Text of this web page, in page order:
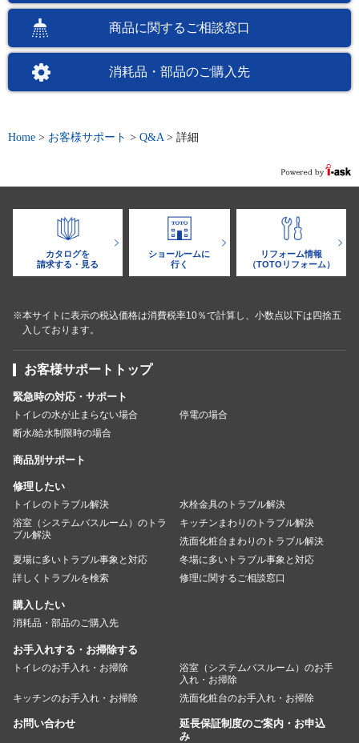
商品に関するご相談窓口
消耗品・部品のご購入先
Home > お客様サポート > Q&A > 詳細
カタログを
請求する・見る
ショールームに
行く
リフォーム情報
（TOTOリフォーム）
※本サイトに表示の税込価格は消費税率10％で計算し、小数点以下は四捨五
入しております。
お客様サポートトップ
緊急時の対応・サポート
トイレの水が止まらない場合
停電の場合
断水/給水制限時の場合
商品別サポート
修理したい
トイレのトラブル解決
水栓金具のトラブル解決
浴室（システムバスルーム）のトラ
ブル解決
キッチンまわりのトラブル解決
洗面化粧台まわりのトラブル解決
夏場に多いトラブル事象と対応
冬場に多いトラブル事象と対応
詳しくトラブルを検索
修理に関するご相談窓口
購入したい
消耗品・部品のご購入先
お手入れする・お掃除する
トイレのお手入れ・お掃除
浴室（システムバスルーム）のお手
入れ・お掃除
キッチンのお手入れ・お掃除
洗面化粧台のお手入れ・お掃除
お問い合わせ
延長保証制度のご案内・お申込
み